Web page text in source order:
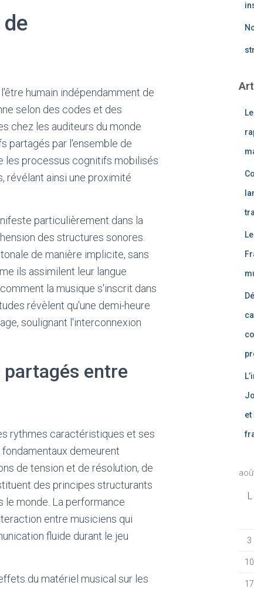
humain indépendamment de
selon des codes et des
chez les auditeurs du monde
partagés par l'ensemble de
les processus cognitifs mobilisés
révélant ainsi une proximité
particulièrement dans la
des structures sonores.
de manière implicite, sans
ils assimilent leur langue
la musique s'inscrit dans
révèlent qu'une demi-heure
soulignant l'interconnexion
entre
rythmes caractéristiques et ses
demeurent
de tension et de résolution, de
des principes structurants
monde. La performance
entre musiciens qui
fluide durant le jeu
du matériel musical sur les
et
L
3
10
17